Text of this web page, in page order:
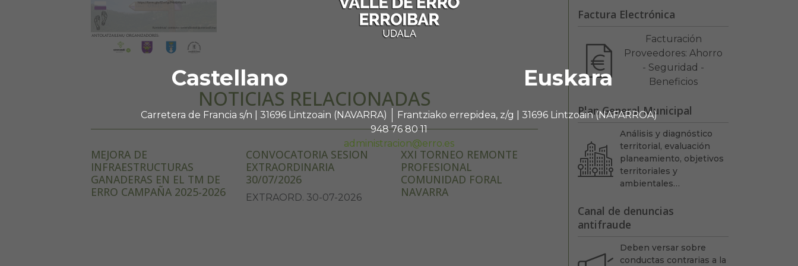
Castellano Euskara
Carretera de Francia s/n | 31696 Lintzoain (NAVARRA)
Frantziako errepidea, z/g | 31696 Lintzoain (NAFARROA)
948 76 80 11
administracion@erro.es
NOTICIAS RELACIONADAS
MEJORA DE
INFRAESTRUCTURAS
GANADERAS EN EL TM DE
ERRO CAMPAÑA 2025-2026
CONVOCATORIA SESION
EXTRAORDINARIA
30/07/2026
EXTRAORD. 30-07-2026
XXI TORNEO REMONTE
PROFESIONAL
COMUNIDAD FORAL
NAVARRA
Factura Electrónica
Facturación
Proveedores: Ahorro
- Seguridad -
Beneficios
Plan General Municipal
Análisis y diagnóstico
territorial, evaluación
planeamiento, objetivos
territoriales y
ambientales…
Canal de denuncias
antifraude
Deben versar sobre
conductas contrarias a la